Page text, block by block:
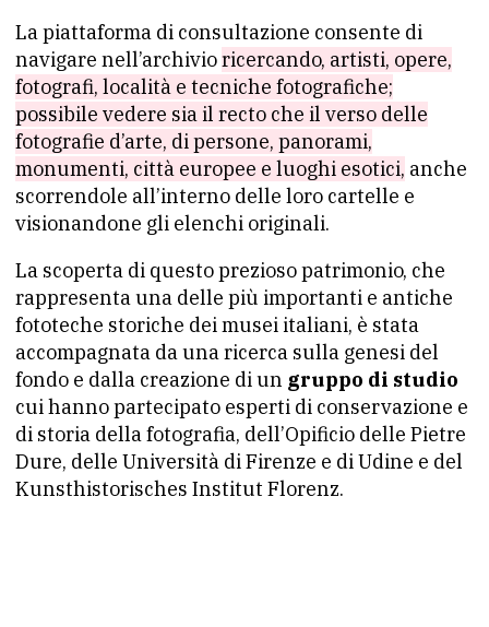
La piattaforma di consultazione consente di
navigare nell’archivioricercando, artisti, opere,
fotografi, località e tecniche fotografiche;
possibile vedere sia il recto che il verso delle
fotografie d’arte, di persone, panorami,
monumenti, città europee e luoghi esotici, anche
scorrendole all’interno delle loro cartelle e
visionandone gli elenchi originali.
La scoperta di questo prezioso patrimonio, che
rappresentauna delle più importanti e antiche
fototeche storiche dei musei italiani, è stata
accompagnata da una ricerca sulla genesi del
fondo e dalla creazione di un gruppo di studio
cui hanno partecipato esperti di conservazione e
di storia della fotografia, dell’Opificio delle Pietre
Dure, delle Università di Firenze e di Udine e del
Kunsthistorisches Institut Florenz.